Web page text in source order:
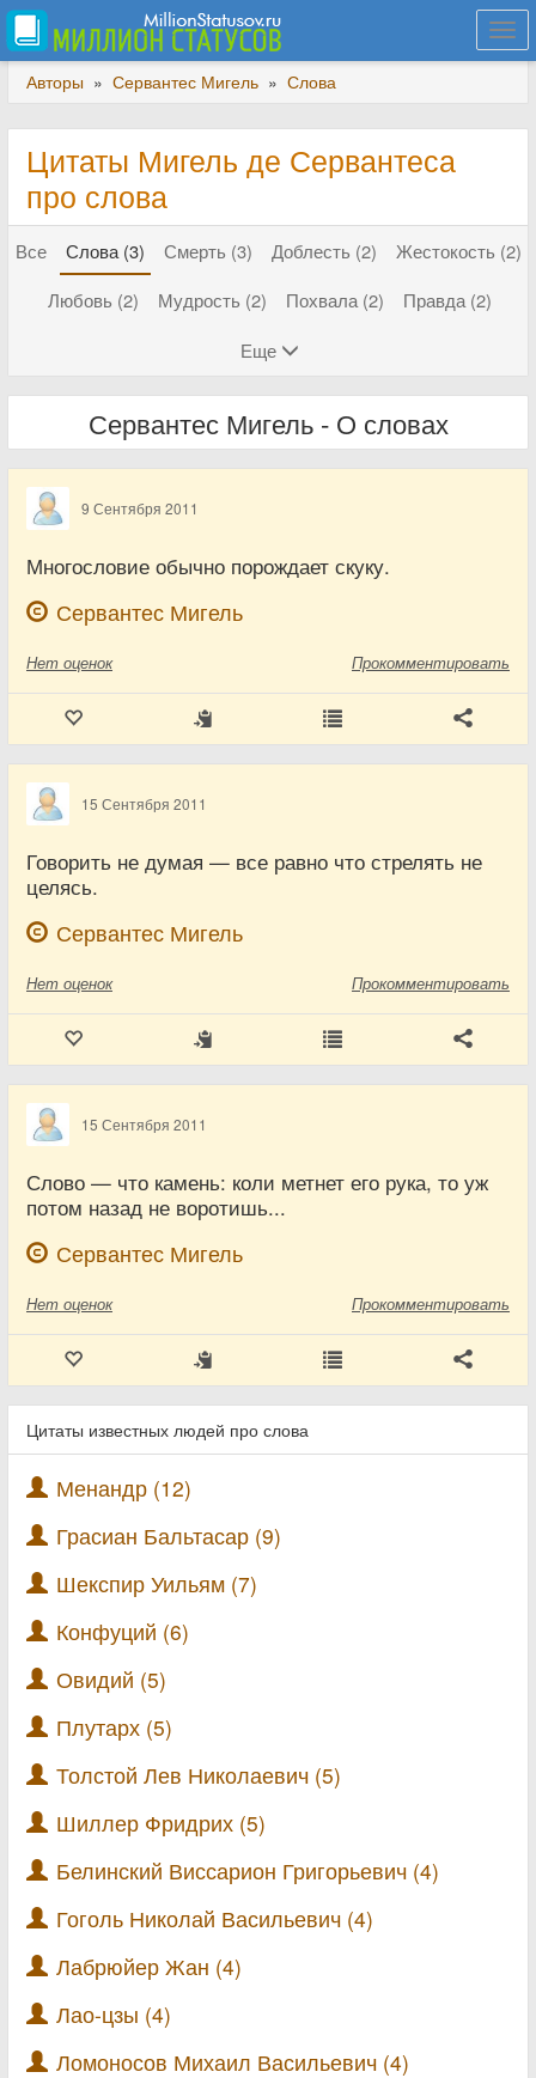
Авторы » Сервантес Мигель » Слова
Цитаты Мигель де Сервантеса
про слова
Все Слова (3) Смерть (3) Доблесть (2)
Жестокость (2)
Любовь (2)
Мудрость (2) Похвала (2)
Правда (2)
Еще
Сервантес Мигель - О словах
9 Сентября 2011
Многословие обычно порождает скуку.
Сервантес Мигель
Нет оценок Прокомментировать
15 Сентября 2011
Говорить не думая — все равно что стрелять не
целясь.
Сервантес Мигель
Нет оценок Прокомментировать
15 Сентября 2011
Слово — что камень: коли метнет его рука, то уж
потом назад не воротишь...
Сервантес Мигель
Нет оценок Прокомментировать
Цитаты известных людей про слова
Менандр (12)
Грасиан Бальтасар (9)
Шекспир Уильям (7)
Конфуций (6)
Овидий (5)
Плутарх (5)
Толстой Лев Николаевич (5)
Шиллер Фридрих (5)
Белинский Виссарион Григорьевич (4)
Гоголь Николай Васильевич (4)
Лабрюйер Жан (4)
Лао-цзы (4)
Ломоносов Михаил Васильевич (4)